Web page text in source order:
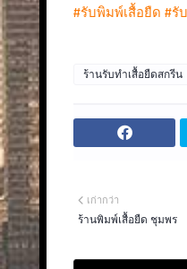
#รับพิมพ์เสื้อยืด #รั
ร้านรับทําเสื้อยืดสกรีน
เก่ากว่า
ร้านพิมพ์เสื้อยืด ชุมพร